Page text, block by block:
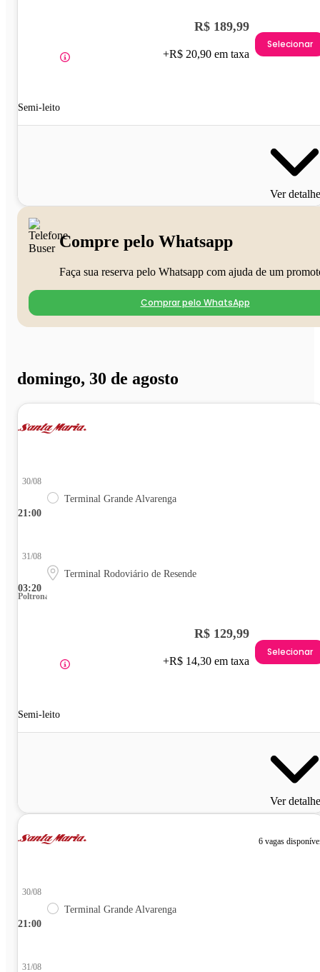
Semi-leito
R$ 189,99
+R$ 20,90 em taxa
Selecionar
Ver
Compre pelo Whatsapp
Faça sua reserva pelo Whatsapp com ajuda de um
Comprar pelo WhatsApp
domingo, 30 de agosto
21:00
30/08
Terminal Grande Alvarenga
03:20
31/08
Terminal Rodoviário de Resende
Poltrona
Semi-leito
R$ 129,99
+R$ 14,30 em taxa
Selecionar
Ver
6 vagas
21:00
30/08
Terminal Grande Alvarenga
31/08